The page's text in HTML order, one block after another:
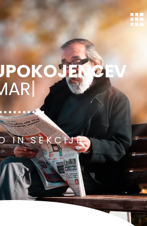
Maribor-Center
CE|
IN SEKCIJE